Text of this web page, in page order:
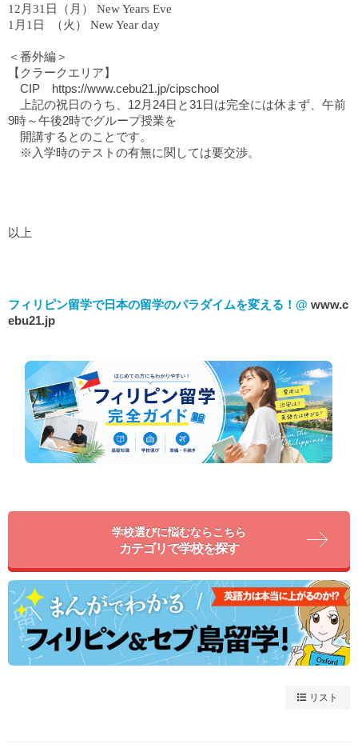
12月31日（月） New Years Eve
1月1日 （火） New Year day
＜番外編＞
【クラークエリア】
CIP https://www.cebu21.jp/cipschool
上記の祝日のうち、12月24日と31日は完全には休まず、午前
9時～午後2時でグループ授業を
開講するとのことです。
※入学時のテストの有無に関しては要交渉。
以上
フィリピン留学で日本の留学のパラダイムを変える！@ www.c
ebu21.jp
学校選びに悩むならこちら
カテゴリで学校を探す
リスト